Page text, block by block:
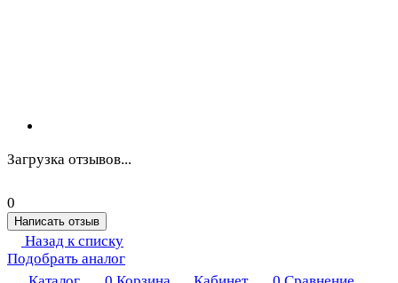
Загрузка отзывов...
0
Написать отзыв
Назад к списку
Подобрать аналог